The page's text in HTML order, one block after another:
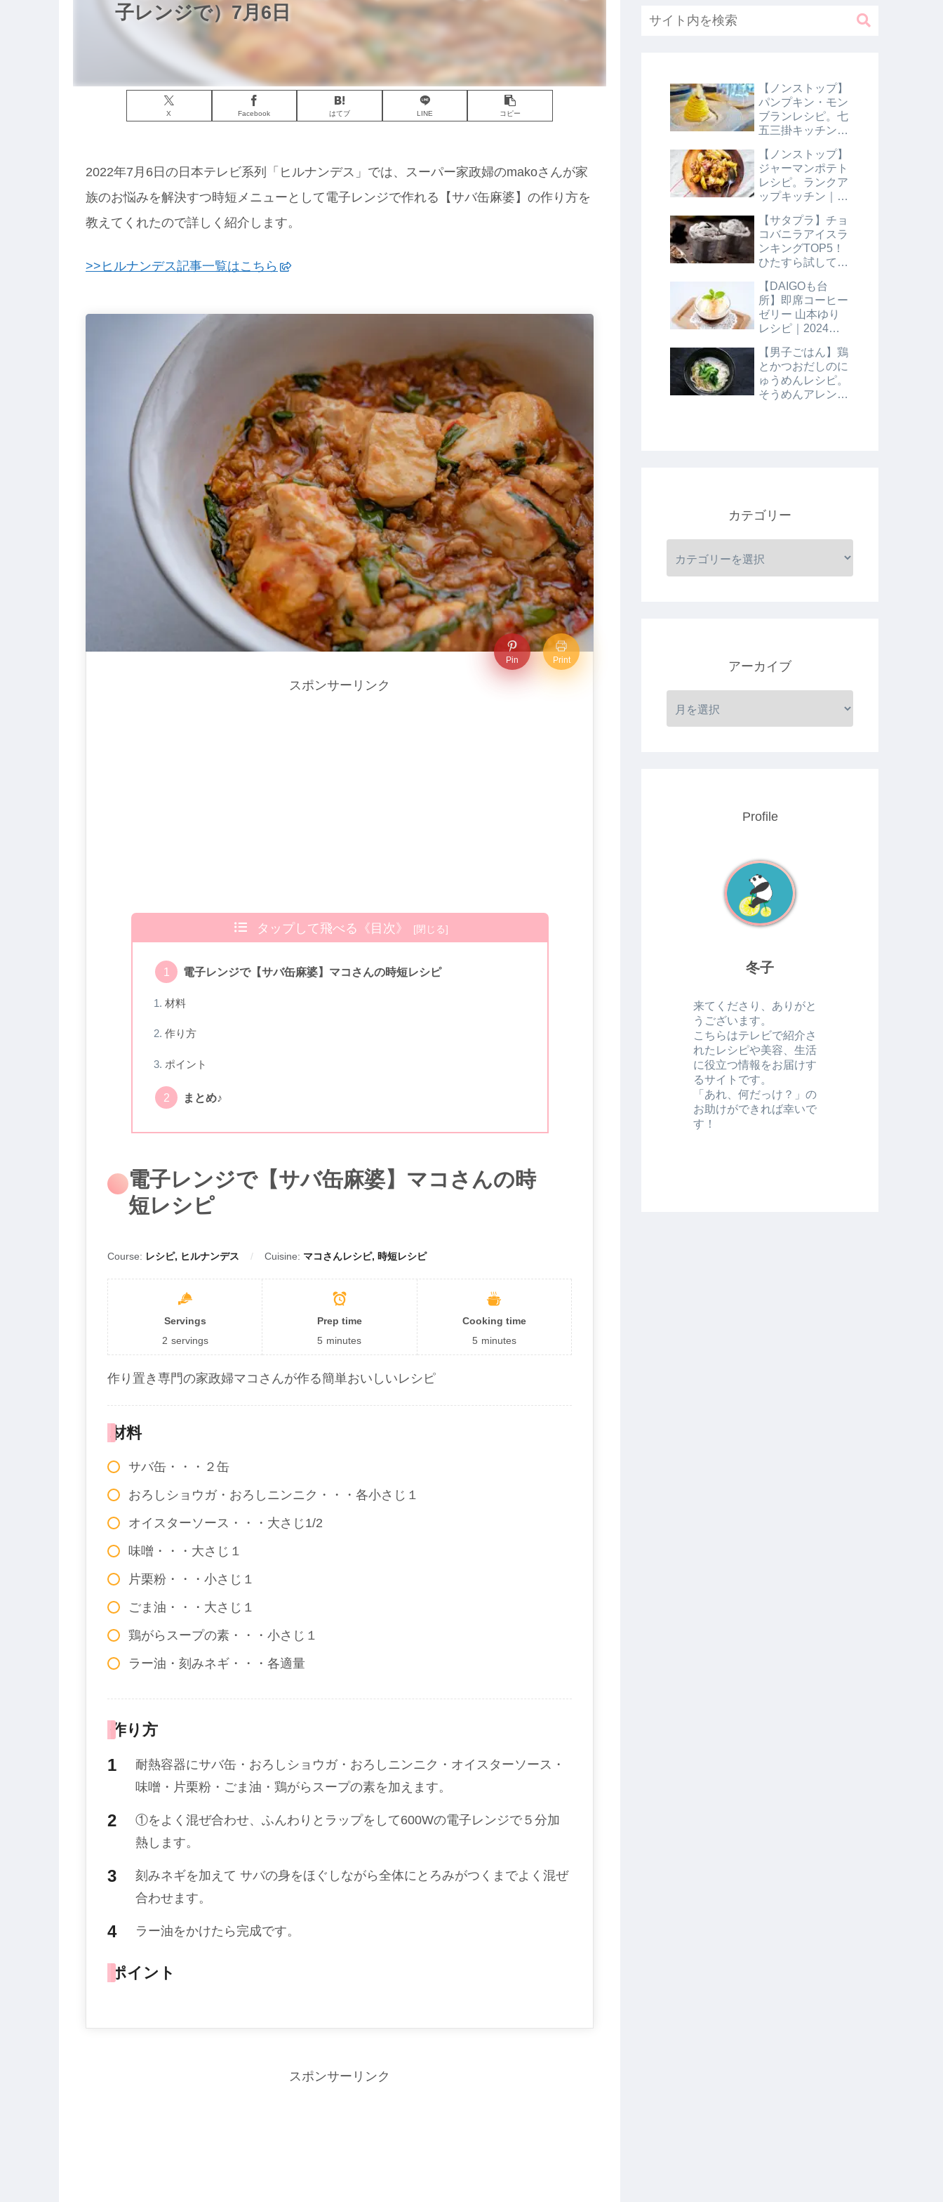
子レンジで）7月6日
X Facebook はてブ LINE コピー
2022年7月6日の日本テレビ系列「ヒルナンデス」では、スーパー家政婦のmakoさんが家
族のお悩みを解決すつ時短メニューとして電子レンジで作れる【サバ缶麻婆】の作り方を
教えてくれたので詳しく紹介します。
>>ヒルナンデス記事一覧はこちら
Pin Print
スポンサーリンク
タップして飛べる《目次》
電子レンジで【サバ缶麻婆】マコさんの時短レシピ
材料
作り方
ポイント
まとめ♪
電子レンジで【サバ缶麻婆】マコさんの時
短レシピ
Course: レシピ, ヒルナンデス Cuisine: マコさんレシピ, 時短レシピ
Servings
2 servings
Prep time
5 minutes
Cooking time
5 minutes
作り置き専門の家政婦マコさんが作る簡単おいしいレシピ
材料
サバ缶・・・２缶
おろしショウガ・おろしニンニク・・・各小さじ１
オイスターソース・・・大さじ1/2
味噌・・・大さじ１
片栗粉・・・小さじ１
ごま油・・・大さじ１
鶏がらスープの素・・・小さじ１
ラー油・刻みネギ・・・各適量
作り方
耐熱容器にサバ缶・おろしショウガ・おろしニンニク・オイスターソース・
味噌・片栗粉・ごま油・鶏がらスープの素を加えます。
①をよく混ぜ合わせ、ふんわりとラップをして600Wの電子レンジで５分加
熱します。
刻みネギを加えて サバの身をほぐしながら全体にとろみがつくまでよく混ぜ
合わせます。
ラー油をかけたら完成です。
ポイント
スポンサーリンク
【ノンストップ】
パンプキン・モン
ブランレシピ。七
五三掛キッチン｜
【ノンストップ】
ジャーマンポテト
レシピ。ランクア
ップキッチン｜10
【サタプラ】チョ
コバニラアイスラ
ンキングTOP5！
ひたすら試してラ
日【サタデープラ
ス】
【DAIGOも台
所】即席コーヒー
ゼリー 山本ゆり
レシピ｜2024年8
【男子ごはん】鶏
とかつおだしのに
ゅうめんレシピ。
そうめんアレンジ
カテゴリー
アーカイブ
Profile
冬子
来てくださり、ありがと
うございます。
こちらはテレビで紹介さ
れたレシピや美容、生活
に役立つ情報をお届けす
るサイトです。
「あれ、何だっけ？」の
お助けができれば幸いで
す！